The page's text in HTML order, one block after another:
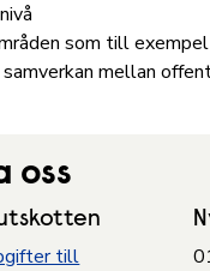
som till
samverkan mellan
oss
till